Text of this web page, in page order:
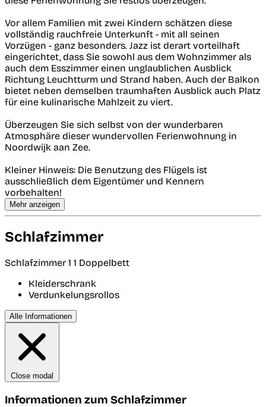
Vor allem Familien mit zwei Kindern schätzen diese
vollständig rauchfreie Unterkunft - mit all seinen
Vorzügen - ganz besonders. Jazz ist derart vorteilhaft
eingerichtet, dass Sie sowohl aus dem Wohnzimmer als
auch dem Esszimmer einen unglaublichen Ausblick
Richtung Leuchtturm und Strand haben. Auch der Balkon
bietet neben demselben traumhaften Ausblick auch Platz
für eine kulinarische Mahlzeit zu viert.
Überzeugen Sie sich selbst von der wunderbaren
Atmosphäre dieser wundervollen Ferienwohnung in
Noordwijk aan Zee.
Kleiner Hinweis: Die Benutzung des Flügels ist
ausschließlich dem Eigentümer und Kennern
vorbehalten!
Mehr anzeigen
Schlafzimmer
Schlafzimmer 1 1 Doppelbett
Kleiderschrank
Verdunkelungsrollos
Alle Informationen
Close modal
Informationen zum Schlafzimmer